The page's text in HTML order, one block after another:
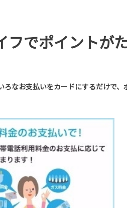
フでポイントが
ろなお支払いをカードにするだけで、